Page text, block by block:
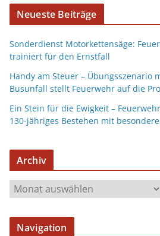
Neueste Beiträge
Sonderdienst Motorkettensäge:
trainiert für den Ernstfall
Handy am Steuer – Übungsszenario
Busunfall stellt Feuerwehr auf die
Ein Stein für die Ewigkeit –
130-jähriges Bestehen mit
Archiv
Navigation